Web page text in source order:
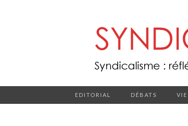
EDITORIAL DÉBATS